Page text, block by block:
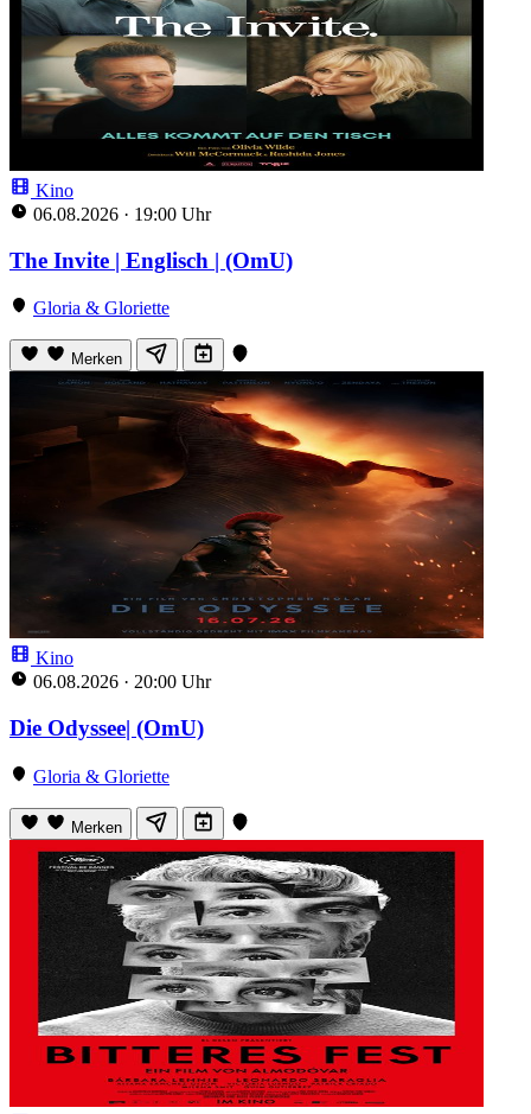
Kino
06.08.2026 · 19:00 Uhr
The Invite | Englisch | (OmU)
Gloria & Gloriette
Merken
Kino
06.08.2026 · 20:00 Uhr
Die Odyssee| (OmU)
Gloria & Gloriette
Merken